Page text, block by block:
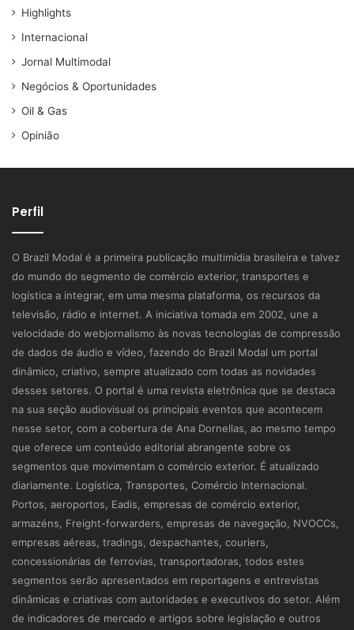
Highlights
Internacional
Jornal Multimodal
Negócios & Oportunidades
Oil & Gas
Opinião
Perfil
O Brazil Modal é a primeira publicação multimídia brasileira e talvez
do mundo do segmento de comércio exterior, transportes e
logística a integrar, em uma mesma plataforma, os recursos da
televisão, rádio e internet. A iniciativa tomada em 2002, une a
velocidade do webjornalismo às novas tecnologias de compressão
de dados de áudio e vídeo, fazendo do Brazil Modal um portal
dinâmico, criativo, sempre atualizado com todas as novidades
desses setores. O portal é uma revista eletrônica que se destaca
na sua seção audiovisual os principais eventos que acontecem
nesse setor, com a cobertura de Ana Dornellas, ao mesmo tempo
que oferece um conteúdo editorial abrangente sobre os
segmentos que movimentam o comércio exterior. É atualizado
diariamente. Logística, Transportes, Comércio Internacional.
Portos, aeroportos, Eadis, empresas de comércio exterior,
armazéns, Freight-forwarders, empresas de navegação, NVOCCs,
empresas aéreas, tradings, despachantes, couriers,
concessionárias de ferrovias, transportadoras, todos estes
segmentos serão apresentados em reportagens e entrevistas
dinâmicas e criativas com autoridades e executivos do setor. Além
de indicadores de mercado e artigos sobre legislação e outros